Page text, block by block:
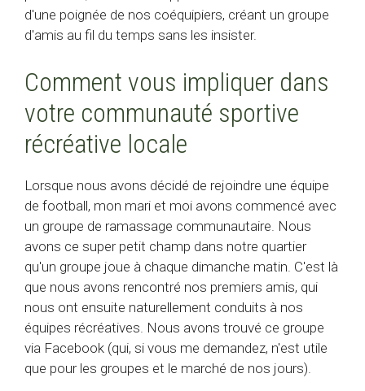
d'une poignée de nos coéquipiers, créant un groupe
d'amis au fil du temps sans les insister.
Comment vous impliquer dans
votre communauté sportive
récréative locale
Lorsque nous avons décidé de rejoindre une équipe
de football, mon mari et moi avons commencé avec
un groupe de ramassage communautaire. Nous
avons ce super petit champ dans notre quartier
qu'un groupe joue à chaque dimanche matin. C'est là
que nous avons rencontré nos premiers amis, qui
nous ont ensuite naturellement conduits à nos
équipes récréatives. Nous avons trouvé ce groupe
via Facebook (qui, si vous me demandez, n'est utile
que pour les groupes et le marché de nos jours).